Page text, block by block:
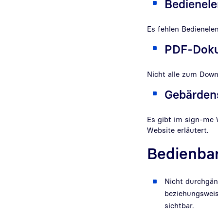
Es fehlen
PDF-
Nicht alle zum
Es gibt im sign-me
Website erläutert.
Nicht
sichtbar.